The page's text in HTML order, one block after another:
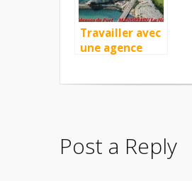
Travailler avec
une agence
Post a Reply